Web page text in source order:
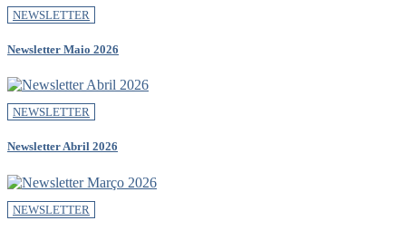
NEWSLETTER
Newsletter Maio 2026
NEWSLETTER
Newsletter Abril 2026
NEWSLETTER